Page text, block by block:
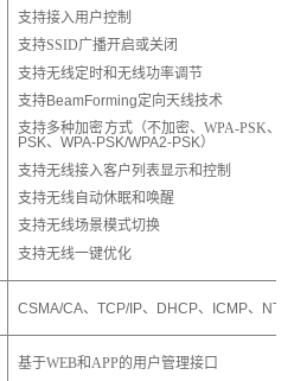
支持接入用户控制
支持SSID广播开启或关闭
支持无线定时和无线功率调节
支持BeamForming定向天线技术
支持多种加密方式（不加密、WPA-PSK、
PSK、WPA-PSK/WPA2-PSK）
支持无线接入客户列表显示和控制
支持无线自动休眠和唤醒
支持无线场景模式切换
支持无线一键优化
CSMA/CA、TCP/IP、DHCP、ICMP、NTP
基于WEB和APP的用户管理接口